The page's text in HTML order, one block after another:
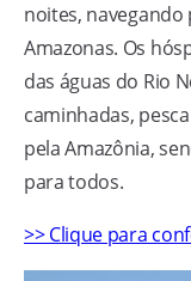
noites, navegando
Amazonas. Os
das águas do Rio
caminhadas,
pela Amazônia,
para todos.
>> Clique para